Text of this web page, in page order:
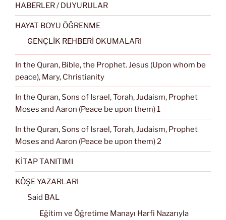
HABERLER / DUYURULAR
HAYAT BOYU ÖĞRENME
GENÇLİK REHBERİ OKUMALARI
In the Quran, Bible, the Prophet. Jesus (Upon whom be
peace), Mary, Christianity
In the Quran, Sons of Israel, Torah, Judaism, Prophet
Moses and Aaron (Peace be upon them) 1
In the Quran, Sons of Israel, Torah, Judaism, Prophet
Moses and Aaron (Peace be upon them) 2
KİTAP TANITIMI
KÖŞE YAZARLARI
Said BAL
Eğitim ve Öğretime Manayı Harfi Nazarıyla